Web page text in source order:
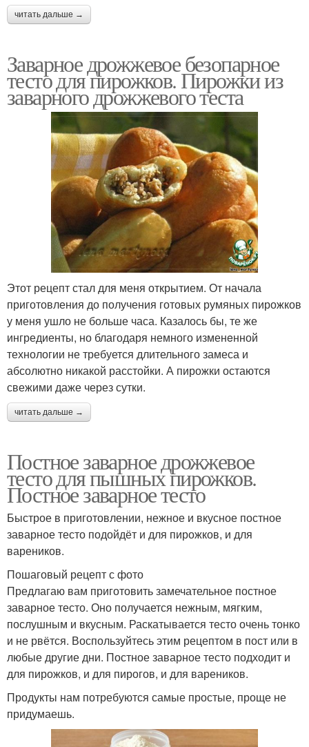
читать дальше →
Заварное дрожжевое безопарное
тесто для пирожков. Пирожки из
заварного дрожжевого теста
Этот рецепт стал для меня открытием. От начала
приготовления до получения готовых румяных пирожков
у меня ушло не больше часа. Казалось бы, те же
ингредиенты, но благодаря немного изменeнной
технологии не требуется длительного замеса и
абсолютно никакой расстойки. А пирожки остаются
свежими даже через сутки.
читать дальше →
Постное заварное дрожжевое
тесто для пышных пирожков.
Постное заварное тесто
Быстрое в приготовлении, нежное и вкусное постное
заварное тесто подойдёт и для пирожков, и для
вареников.
Пошаговый рецепт с фото
Предлагаю вам приготовить замечательное постное
заварное тесто. Оно получается нежным, мягким,
послушным и вкусным. Раскатывается тесто очень тонко
и не рвётся. Воспользуйтесь этим рецептом в пост или в
любые другие дни. Постное заварное тесто подходит и
для пирожков, и для пирогов, и для вареников.
Продукты нам потребуются самые простые, проще не
придумаешь.